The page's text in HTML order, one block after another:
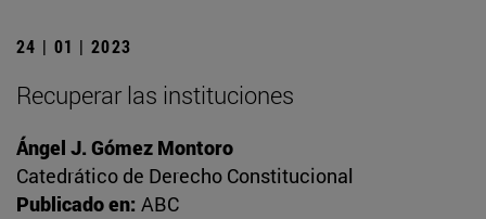
24 | 01 | 2023
Recuperar las instituciones
Ángel J. Gómez Montoro
Catedrático de Derecho Constitucional
Publicado en: ABC